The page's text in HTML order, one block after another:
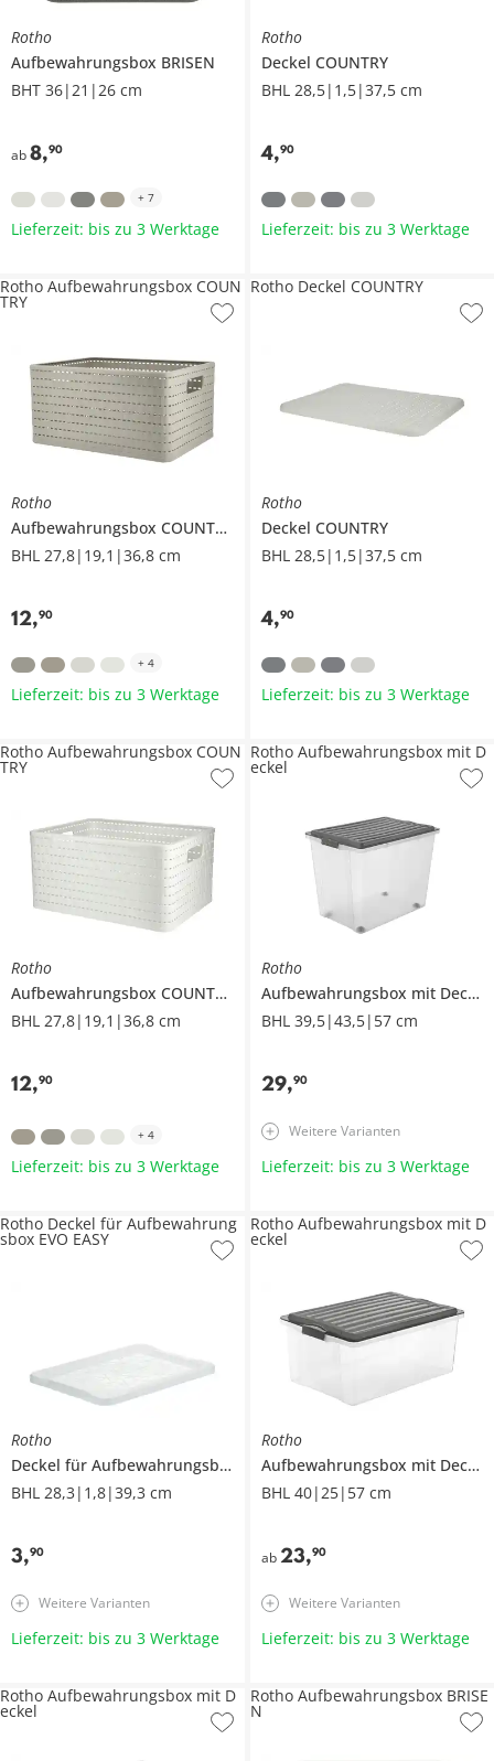
Rotho
Aufbewahrungsbox BRISEN
BHT 36|21|26 cm
ab8,90
+ 7
Lieferzeit: bis zu 3 Werktage
Rotho
Deckel COUNTRY
BHL 28,5|1,5|37,5 cm
4,90
Lieferzeit: bis zu 3 Werktage
Rotho
Aufbewahrungsbox COUNTRY
BHL 27,8|19,1|36,8 cm
12,90
Rotho Aufbewahrungsbox COUN
TRY
+ 4
Lieferzeit: bis zu 3 Werktage
Rotho
Deckel COUNTRY
BHL 28,5|1,5|37,5 cm
4,90
Rotho Deckel COUNTRY
Lieferzeit: bis zu 3 Werktage
Rotho
Aufbewahrungsbox COUNTRY
BHL 27,8|19,1|36,8 cm
12,90
Rotho Aufbewahrungsbox COUN
TRY
+ 4
Lieferzeit: bis zu 3 Werktage
Rotho
Aufbewahrungsbox mit Deckel
BHL 39,5|43,5|57 cm
29,90
Rotho Aufbewahrungsbox mit D
eckel
Weitere Varianten
Lieferzeit: bis zu 3 Werktage
Rotho
Deckel für Aufbewahrungsbox
EVO EASY
BHL 28,3|1,8|39,3 cm
3,90
Rotho Deckel für Aufbewahrung
sbox EVO EASY
Weitere Varianten
Lieferzeit: bis zu 3 Werktage
Rotho
Aufbewahrungsbox mit Deckel
BHL 40|25|57 cm
ab 23,90
Rotho Aufbewahrungsbox mit D
eckel
Weitere Varianten
Lieferzeit: bis zu 3 Werktage
Rotho Aufbewahrungsbox mit D
eckel
Rotho Aufbewahrungsbox BRISE
N